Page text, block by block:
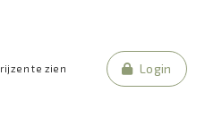
te zien Login